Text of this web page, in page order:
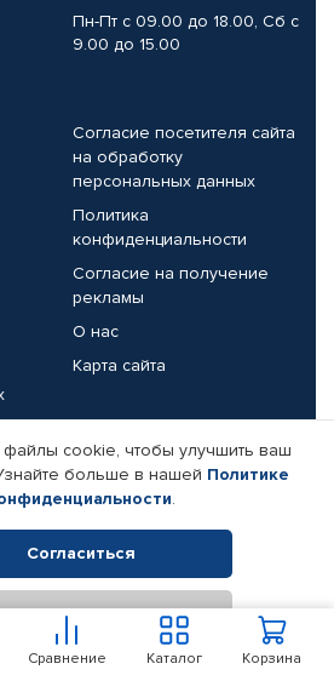
Сравнение Корзина
Каталог
Пн-Пт с 09.00 до 18.00, Сб с
9.00 до 15.00
Согласие посетителя сайта
на обработку
персональных данных
Политика
конфиденциальности
Согласие на получение
рекламы
О нас
Карта сайта
Реквизиты компании
2026. Все права защищены.
товаров Автопрофи.
cookie, чтобы улучшить ваш
больше в нашей Политике
.
Согласиться
Отклонить
В корзину